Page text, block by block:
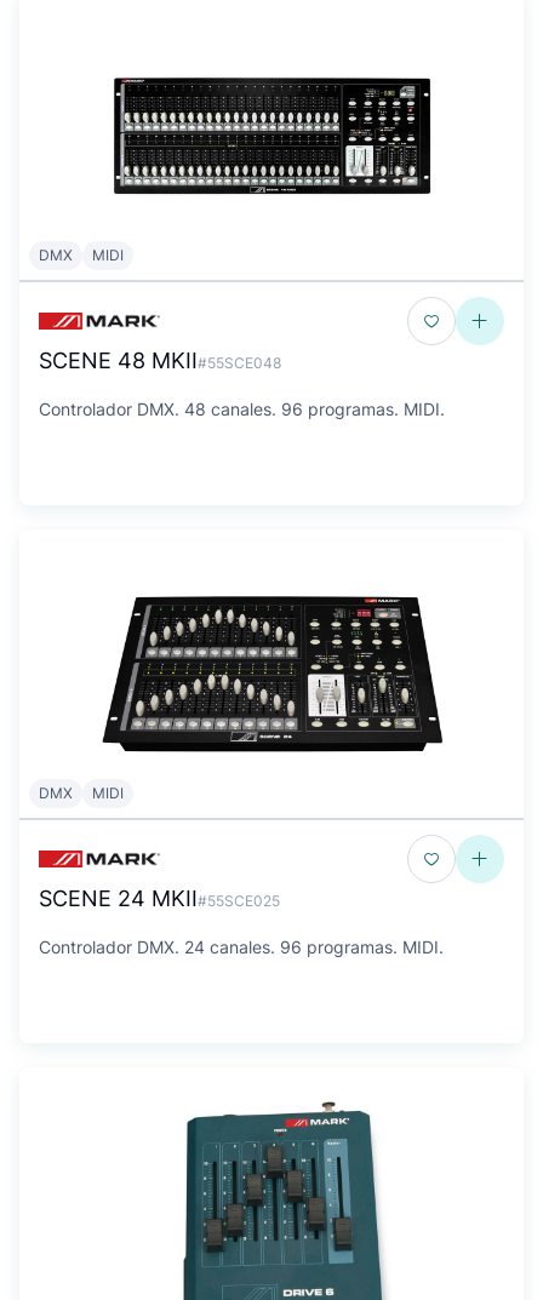
DMX MIDI
SCENE 48 MKII#55SCE048
Controlador DMX. 48 canales. 96 programas. MIDI.
DMX MIDI
SCENE 24 MKII#55SCE025
Controlador DMX. 24 canales. 96 programas. MIDI.